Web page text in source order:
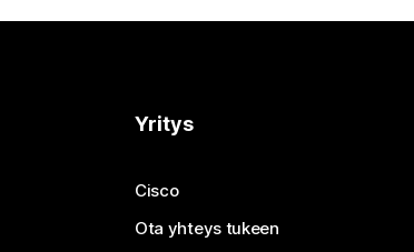
Yritys
Cisco
Ota yhteys tukeen